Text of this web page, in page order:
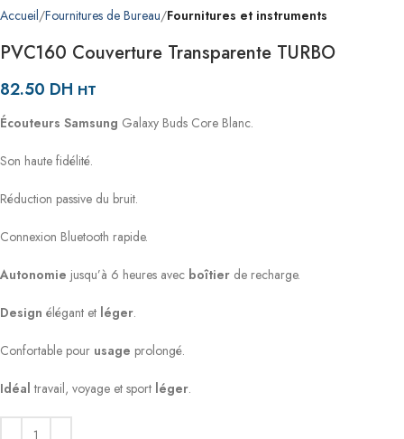
Accueil Fournitures de Bureau Fournitures et instruments
PVC160 Couverture Transparente TURBO
82.50 DH HT
Écouteurs Samsung Galaxy Buds Core Blanc.
Son haute fidélité.
Réduction passive du bruit.
Connexion Bluetooth rapide.
Autonomie jusqu’à 6 heures avec boîtier de recharge.
Design élégant et léger.
Confortable pour usage prolongé.
Idéal travail, voyage et sport léger.